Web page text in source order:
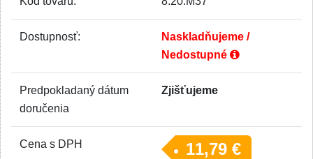
Dostupnosť:
Naskladňujeme /
Nedostupné
Predpokladaný dátum
doručenia
Zjišťujeme
Cena s DPH 11,79 €